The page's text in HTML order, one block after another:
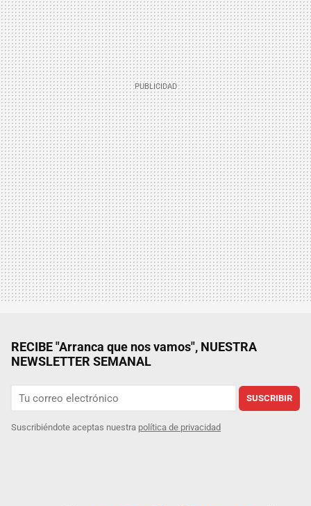
RECIBE "Arranca que nos vamos", NUESTRA
NEWSLETTER SEMANAL
SUSCRIBIR
Suscribiéndote aceptas nuestra política de privacidad